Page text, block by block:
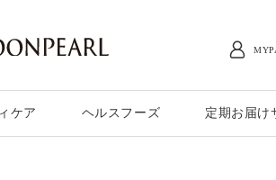
ケア ヘルスフーズ 定期お届け